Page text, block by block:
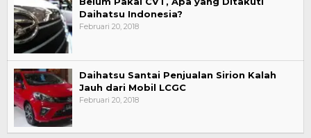
Daihatsu Indonesia?
Februari 20, 2018
Daihatsu Santai Penjualan Sirion Kalah
Jauh dari Mobil LCGC
Februari 20, 2018